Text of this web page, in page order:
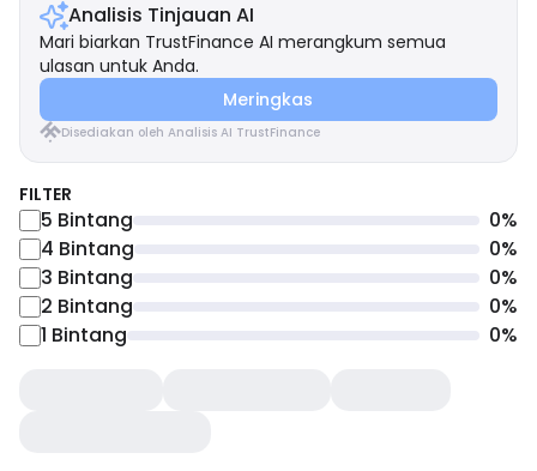
Analisis Tinjauan AI
Mari biarkan TrustFinance AI merangkum semua
ulasan untuk Anda.
Meringkas
Disediakan oleh Analisis AI TrustFinance
FILTER
5 Bintang 0%
4 Bintang 0%
3 Bintang 0%
2 Bintang 0%
1 Bintang 0%